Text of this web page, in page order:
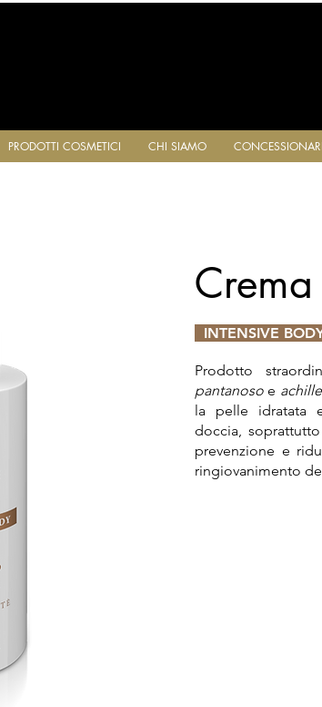
PRODOTTI COSMETICI CHI SIAMO CONCESSIONARI
INTENSIVE
Prodotto
pantanoso e
la pelle idratata
doccia,
prevenzione e
ringiovanimento